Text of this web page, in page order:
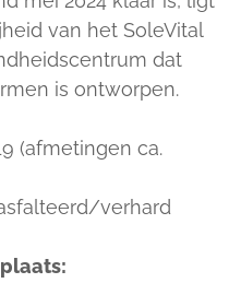
van het SoleVital
dat
is ontworpen.
(afmetingen ca.
verhard